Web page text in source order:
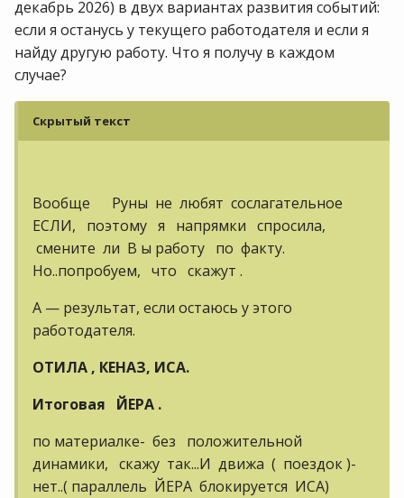
декабрь 2026) в двух вариантах развития событий:
если я останусь у текущего работодателя и если я
найду другую работу. Что я получу в каждом
случае?
Скрытый текст
Вообще Руны не любят сослагательное
ЕСЛИ, поэтому я напрямки спросила,
смените ли В ы работу по факту.
Но..попробуем, что скажут .
А — результат, если остаюсь у этого
работодателя.
ОТИЛА , КЕНАЗ, ИСА.
Итоговая ЙЕРА .
по материалке- без положительной
динамики, скажу так...И движа ( поездок )-
нет..( параллель ЙЕРА блокируется ИСА)